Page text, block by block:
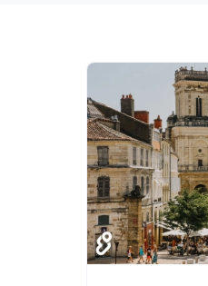
Structures